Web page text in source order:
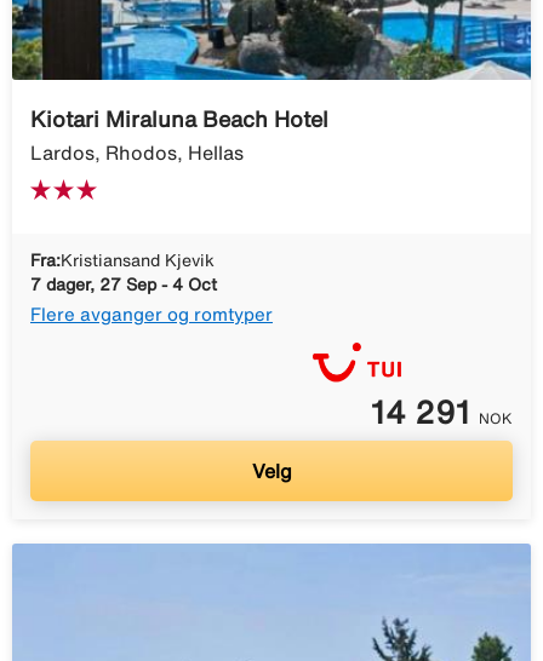
Kiotari Miraluna Beach Hotel
Lardos, Rhodos, Hellas
Fra:Kristiansand Kjevik
7 dager, 27 Sep - 4 Oct
Flere avganger og romtyper
14 291 NOK
Velg